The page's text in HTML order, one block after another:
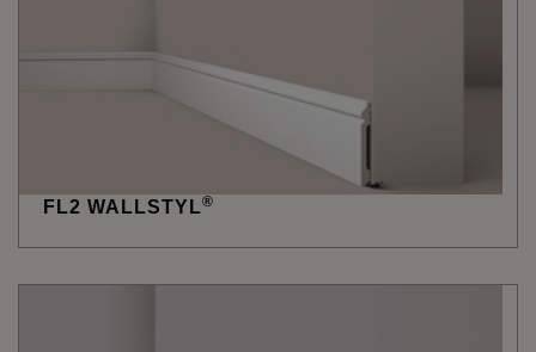
FL2 WALLSTYL®